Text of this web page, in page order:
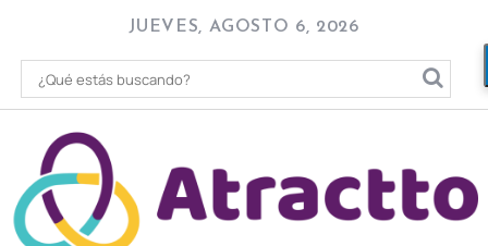
content
JUEVES, AGOSTO 6, 2026